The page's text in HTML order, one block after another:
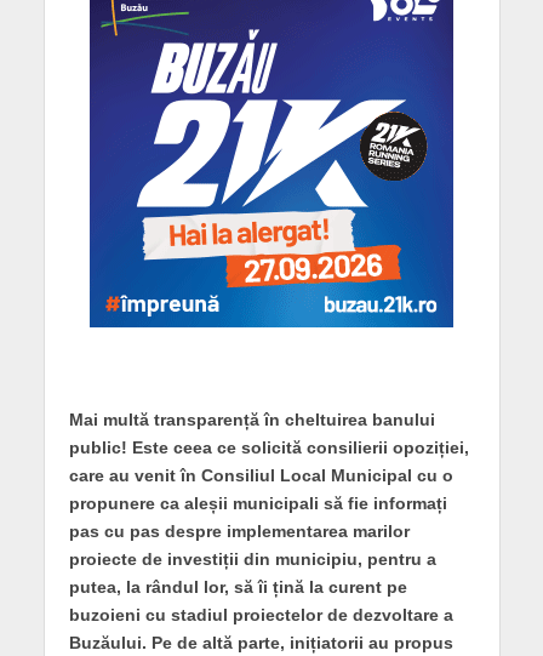
Mai multă transparență în cheltuirea banului
public! Este ceea ce solicită consilierii opoziției,
care au venit în Consiliul Local Municipal cu o
propunere ca aleșii municipali să fie informați
pas cu pas despre implementarea marilor
proiecte de investiții din municipiu, pentru a
putea, la rândul lor, să îi țină la curent pe
buzoieni cu stadiul proiectelor de dezvoltare a
Buzăului. Pe de altă parte, inițiatorii au propus